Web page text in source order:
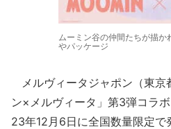
ムーミン谷の仲間たちが描か
やパッケージ
メルヴィータジャポン（東京
ン×メルヴィータ」第3弾コラ
23年12月6日に全国数量限定で